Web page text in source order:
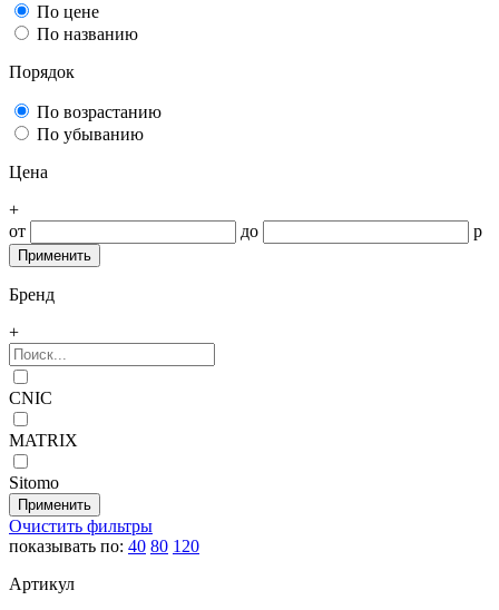
По цене
По названию
Порядок
По возрастанию
По убыванию
Цена
+
от
до р
Бренд
+
CNIC
MATRIX
Sitomo
Очистить фильтры
показывать по: 40 80 120
Артикул